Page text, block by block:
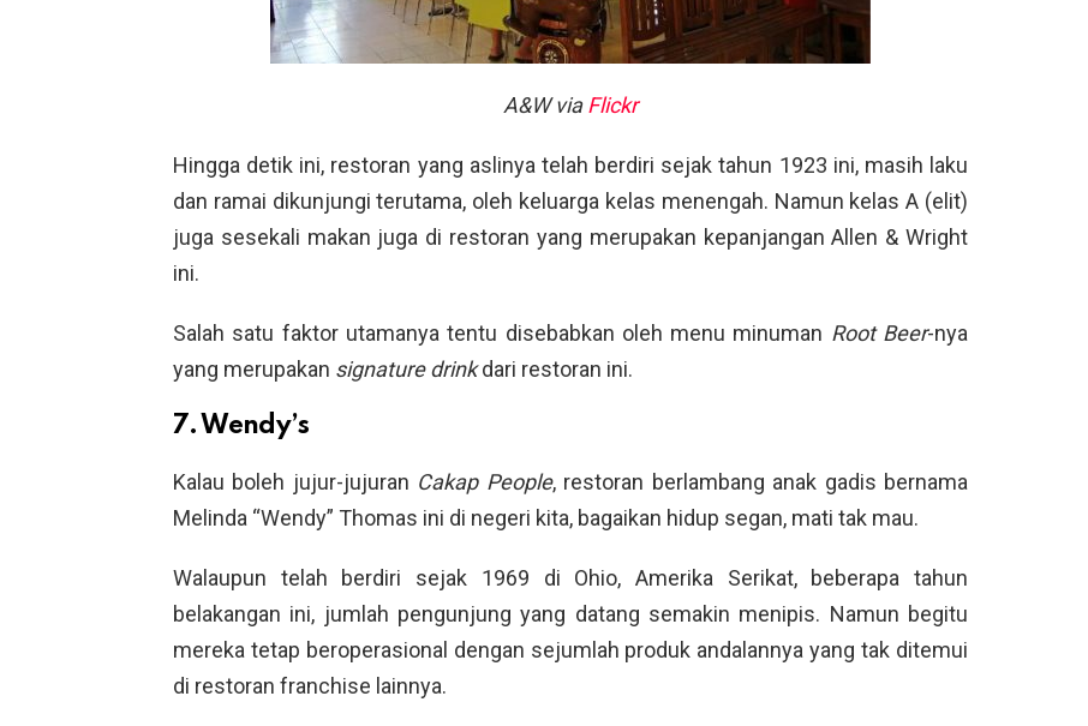
A&W viaFlickr
Hingga detik ini, restoran yang aslinya telah berdiri sejak tahun 1923 ini, masih laku
dan ramai dikunjungi terutama, oleh keluarga kelas menengah. Namun kelas A (elit)
juga sesekali makan juga di restoran yang merupakan kepanjangan Allen & Wright
ini.
Salah satu faktor utamanya tentu disebabkan oleh menu minuman Root Beer-nya
yang merupakan signature drinkdari restoran ini.
7. Wendy’s
Kalau boleh jujur-jujuran Cakap People, restoran berlambang anak gadis bernama
Melinda “Wendy” Thomas ini di negeri kita, bagaikan hidup segan, mati tak mau.
Walaupun telah berdiri sejak 1969 di Ohio, Amerika Serikat, beberapa tahun
belakangan ini, jumlah pengunjung yang datang semakin menipis. Namun begitu
mereka tetap beroperasional dengan sejumlah produk andalannya yang tak ditemui
di restoran franchise lainnya.